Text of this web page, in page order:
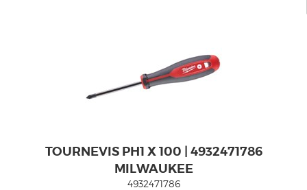
TOURNEVIS PH1 X 100 | 4932471786
MILWAUKEE
4932471786